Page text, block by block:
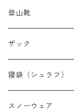
キッズ ダウン/フ
レディーストレッ
キャンプテント
タープ
山岳テント
ツーリングテント
登山靴
メンズ登山靴
レディース登山靴
キッズ登山靴
ザック
メンズザック
レディースザック
寝袋（シュラフ）
オールシーズンシュ
スノーウェア